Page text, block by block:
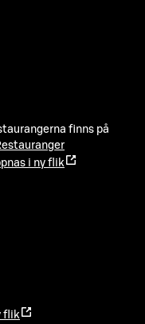
finns på
i ny flik
flik